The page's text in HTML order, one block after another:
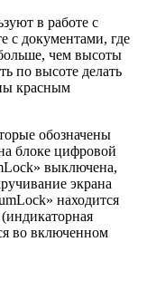
в работе с
с документами, где
чем высоты
по высоте делать
красным
обозначены
блоке цифровой
выключена,
экрана
находится
во включенном